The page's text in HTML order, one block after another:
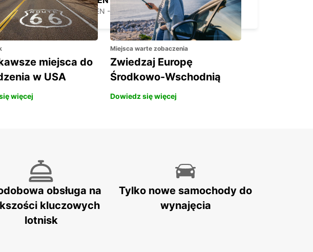
AGEN - FRANCE
miejsca do
w USA
więcej
Miejsca warte zobaczenia
Zwiedzaj Europę
Środkowo-Wschodnią
Dowiedz się więcej
obsługa na
kluczowych
lotnisk
Tylko nowe samochody do
wynajęcia